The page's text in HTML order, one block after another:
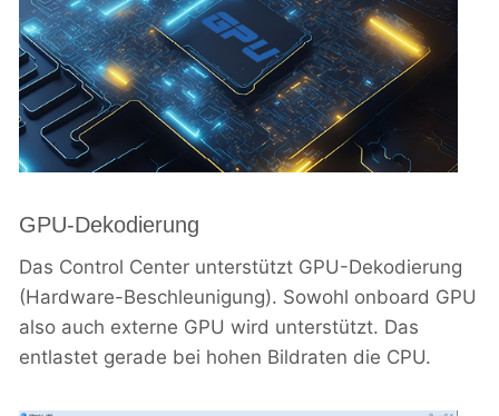
GPU-Dekodierung
Das Control Center unterstützt GPU-Dekodierung
(Hardware-Beschleunigung). Sowohl onboard GPU
also auch externe GPU wird unterstützt. Das
entlastet gerade bei hohen Bildraten die CPU.